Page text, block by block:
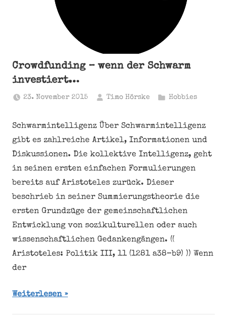
Crowdfunding – wenn der Schwarm
investiert…
23. November 2015 Timo Hörske Hobbies
Schwarmintelligenz Über Schwarmintelligenz
gibt es zahlreiche Artikel, Informationen und
Diskussionen. Die kollektive Intelligenz, geht
in seinen ersten einfachen Formulierungen
bereits auf Aristoteles zurück. Dieser
beschrieb in seiner Summierungstheorie die
ersten Grundzüge der gemeinschaftlichen
Entwicklung von sozikulturellen oder auch
wissenschaftlichen Gedankengängen. ((
Aristoteles: Politik III, 11 (1281 a38–b9) )) Wenn
der
Weiterlesen